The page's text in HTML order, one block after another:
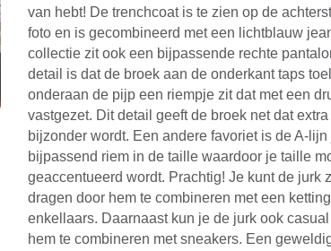
van hebt! De trenchcoat is te zien op de
foto en is gecombineerd met een lichtblauw
collectie zit ook een bijpassende rechte
detail is dat de broek aan de onderkant taps
onderaan de pijp een riempje zit dat met een
vastgezet. Dit detail geeft de broek net dat
bijzonder wordt. Een andere favoriet is de A-lijn
bijpassend riem in de taille waardoor je taille
geaccentueerd wordt. Prachtig! Je kunt de jurk
dragen door hem te combineren met een
enkellaars. Daarnaast kun je de jurk ook
hem te combineren met sneakers. Een